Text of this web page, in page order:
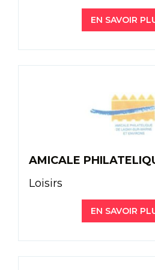
EN SAVOIR
AMICALE
Loisirs
EN SAVOIR